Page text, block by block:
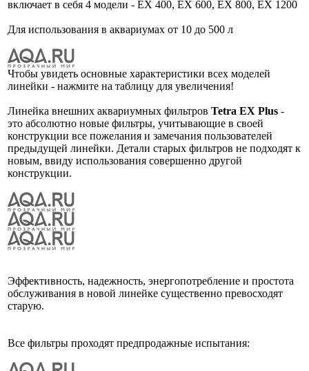
включает в себя 4 модели - ЕX 400, ЕX 600, EX 800, EX 1200
Для использования в аквариумах от 10 до 500 л
Чтобы увидеть основные характеристики всех моделей
линейки - нажмите на таблицу для увеличения!
Линейка внешних аквариумных фильтров Tetra EX Plus -
это абсолютно новые фильтры, учитывающие в своей
конструкции все пожелания и замечания пользователей
предыдущей линейки. Детали старых фильтров не подходят к
новым, ввиду использования совершенно другой
конструкции.
Эффективность, надежность, энергопотребление и простота
обслуживания в новой линейке существенно превосходят
старую.
Все фильтры проходят предпродажные испытания: